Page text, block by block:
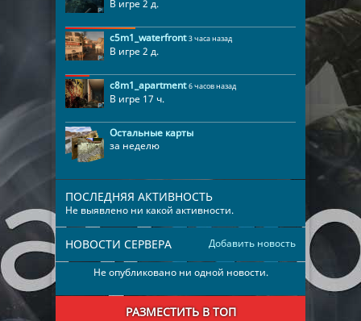
В игре 2 д.
c5m1_waterfront 3 часа назад
В игре 2 д.
c8m1_apartment 6 часов назад
В игре 17 ч.
Остальные карты
за неделю
ПОСЛЕДНЯЯ АКТИВНОСТЬ
Не выявлено ни какой активности.
Добавить новость
НОВОСТИ СЕРВЕРА
Не опубликовано ни одной новости.
РАЗМЕСТИТЬ В ТОП